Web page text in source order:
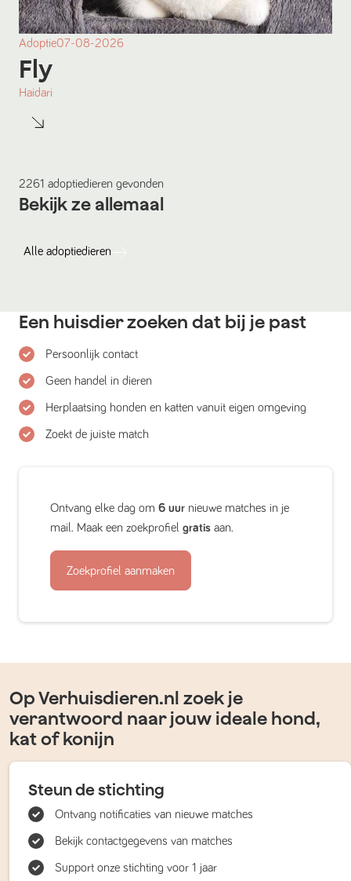
Adoptie07-08-2026
Fly
Haidari
2261 adoptiedieren gevonden
Bekijk ze allemaal
Alle adoptiedieren
Een huisdier zoeken dat bij je past
Persoonlijk contact
Geen handel in dieren
Herplaatsing honden en katten vanuit eigen omgeving
Zoekt de juiste match
Ontvang elke dag om 6 uur nieuwe matches in je
mail. Maak een zoekprofiel gratis aan.
Zoekprofiel aanmaken
Op Verhuisdieren.nl zoek je
verantwoord naar jouw ideale hond,
kat of konijn
Steun de stichting
Ontvang notificaties van nieuwe matches
Bekijk contactgegevens van matches
Support onze stichting voor 1 jaar